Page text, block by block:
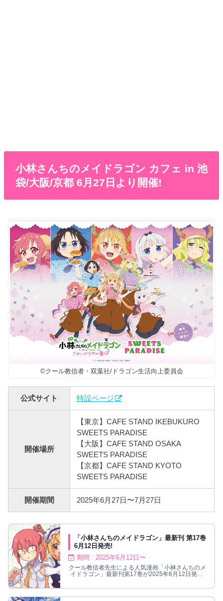
小林さんちのメイドラゴン カフェ in 池
袋/大阪/京都 6月27日より開催!
©クール教信者・双葉社/ドラゴン生活向上委員会
公式サイト 特設ページ
開催場所
【東京】CAFE STAND IKEBUKURO
SWEETS PARADISE
【大阪】CAFE STAND OSAKA
SWEETS PARADISE
【京都】CAFE STAND KYOTO
SWEETS PARADISE
開催期間 2025年6月27日〜7月27日
「小林さんちのメイドラゴン」最新刊 第17巻
6月12日発売!
期間 : 2025年6月12日〜
クール教信者先生による人気漫画「小林さんちのメ
イドラゴン」最新刊第17巻が2025年6月12日発売!
るトールは人類のことは基本下等で愚かだと思って